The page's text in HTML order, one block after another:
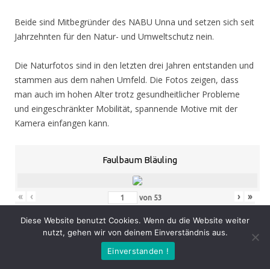
Beide sind Mitbegründer des NABU Unna und setzen sich seit
Jahrzehnten für den Natur- und Umweltschutz nein.
Die Naturfotos sind in den letzten drei Jahren entstanden und
stammen aus dem nahen Umfeld. Die Fotos zeigen, dass
man auch im hohen Alter trotz gesundheitlicher Probleme
und eingeschränkter Mobilität, spannende Motive mit der
Kamera einfangen kann.
Faulbaum Bläuling
« ‹ von 53 › »
: Donnerstag 05.11.20, 19.00 Uhr
: 05.11. – 07.02.21, geöffnet Mo. – Do. 8.30 – 16.00 Uhr,
Diese Website benutzt Cookies. Wenn du die Website weiter
nutzt, gehen wir von deinem Einverständnis aus.
Einverstanden !